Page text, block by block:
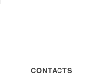
CONTACTS